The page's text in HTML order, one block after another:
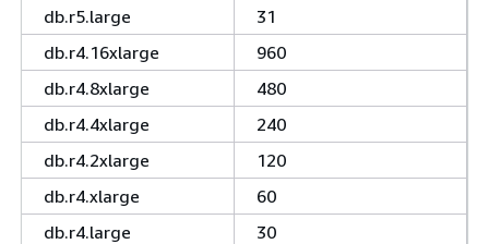
db.r5.large
31
db.r4.16xlarge
960
db.r4.8xlarge
480
db.r4.4xlarge
240
db.r4.2xlarge
120
db.r4.xlarge
60
db.r4.large
30